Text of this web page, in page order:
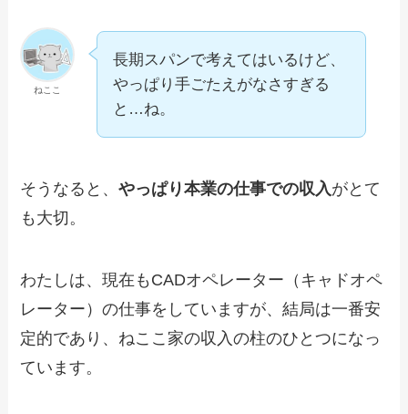
ねここ
長期スパンで考えてはいるけど、
やっぱり手ごたえがなさすぎる
と…ね。
そうなると、やっぱり本業の仕事での収入がとて
も大切。
わたしは、現在もCADオペレーター（キャドオペ
レーター）の仕事をしていますが、結局は一番安
定的であり、ねここ家の収入の柱のひとつになっ
ています。